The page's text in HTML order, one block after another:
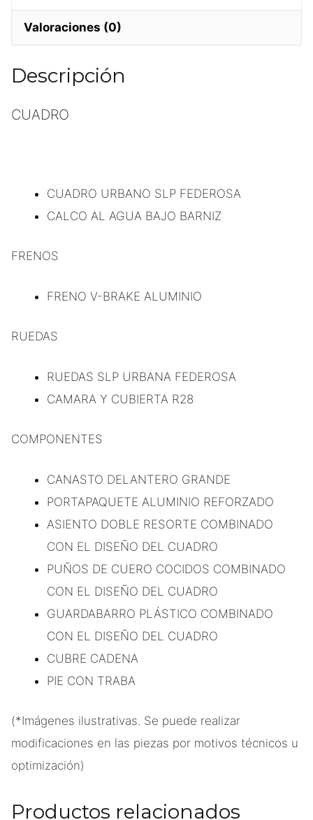
Valoraciones (0)
Descripción
CUADRO
CUADRO URBANO SLP FEDEROSA
CALCO AL AGUA BAJO BARNIZ
FRENOS
FRENO V-BRAKE ALUMINIO
RUEDAS
RUEDAS SLP URBANA FEDEROSA
CAMARA Y CUBIERTA R28
COMPONENTES
CANASTO DELANTERO GRANDE
PORTAPAQUETE ALUMINIO REFORZADO
ASIENTO DOBLE RESORTE COMBINADO
CON EL DISEÑO DEL CUADRO
PUÑOS DE CUERO COCIDOS COMBINADO
CON EL DISEÑO DEL CUADRO
GUARDABARRO PLÁSTICO COMBINADO
CON EL DISEÑO DEL CUADRO
CUBRE CADENA
PIE CON TRABA
(*Imágenes ilustrativas. Se puede realizar
modificaciones en las piezas por motivos técnicos u
optimización)
Productos relacionados